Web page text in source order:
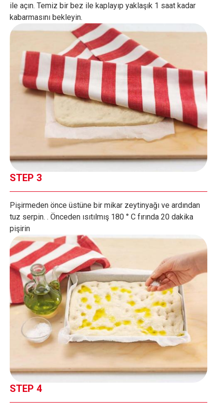
ile açın. Temiz bir bez ile kaplayıp yaklaşık 1 saat kadar
kabarmasını bekleyin.
STEP 3
Pişirmeden önce üstüne bir mikar zeytinyağı ve ardından
tuz serpin. . Önceden ısıtılmış 180 ° C fırında 20 dakika
pişirin
STEP 4